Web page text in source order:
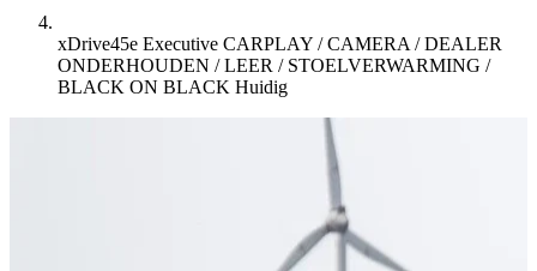
xDrive45e Executive CARPLAY / CAMERA / DEALER
ONDERHOUDEN / LEER / STOELVERWARMING /
BLACK ON BLACK Huidig